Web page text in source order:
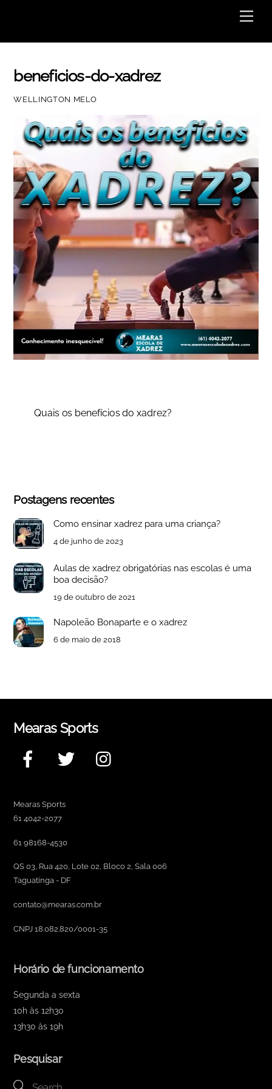
beneficios-do-xadrez
WELLINGTON MELO
Quais os benefícios do xadrez?
Postagens recentes
Como ensinar xadrez para uma criança?
4 de junho de 2023
Aulas de xadrez obrigatórias nas escolas é uma
boa decisão?
19 de outubro de 2021
Napoleão Bonaparte e o xadrez
6 de maio de 2018
Mearas Sports
Facebook Twitter
Mearas Sports
61 4042-2077
61 98168-4530
QS 03, Rua 420, Lote 02, Bloco 2, Sala 006
Taguatinga - DF
contato@mearas.com.br
CNPJ 18.082.820/0001-35
Horário de funcionamento
Segunda a sexta
10h às 12h30
13h30 às 19h
Pesquisar